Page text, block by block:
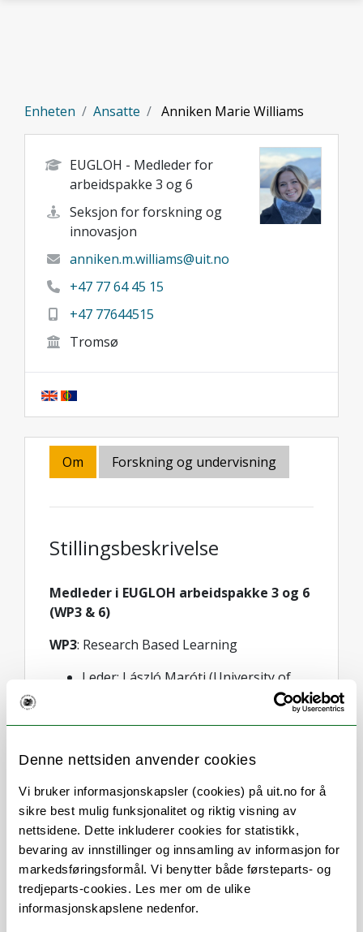
Denne nettsiden anvender cookies
Vi bruker informasjonskapsler (cookies) på uit.no for å
sikre best mulig funksjonalitet og riktig visning av
nettsidene. Dette inkluderer cookies for statistikk,
bevaring av innstillinger og innsamling av informasjon for
markedsføringsformål. Vi benytter både førsteparts- og
tredjeparts-cookies. Les mer om de ulike
informasjonskapslene nedenfor.
Enheten Ansatte Anniken Marie Williams
EUGLOH - Medleder for
arbeidspakke 3 og 6
Seksjon for forskning og
innovasjon
anniken.m.williams@uit.no
+47 77 64 45 15
+47 77644515
Tromsø
Om Forskning og undervisning
Stillingsbeskrivelse
Medleder i EUGLOH arbeidspakke 3 og 6
(WP3 & 6)
WP3: Research Based Learning
Leder: László Maróti (University of
WP6: Service to Society
Leder: Felix Poschinger (University of
Hamburg)
Medleder: Anniken Marie Williams
(UiT Norges arktiske universitet)